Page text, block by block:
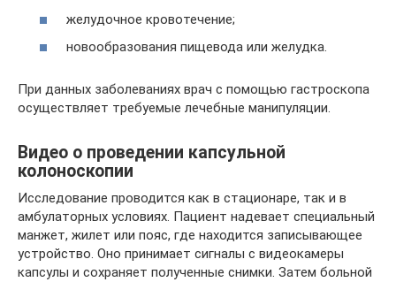
желудочное кровотечение;
новообразования пищевода или желудка.
При данных заболеваниях врач с помощью гастроскопа
осуществляет требуемые лечебные манипуляции.
Видео о проведении капсульной
колоноскопии
Исследование проводится как в стационаре, так и в
амбулаторных условиях. Пациент надевает специальный
манжет, жилет или пояс, где находится записывающее
устройство. Оно принимает сигналы с видеокамеры
капсулы и сохраняет полученные снимки. Затем больной